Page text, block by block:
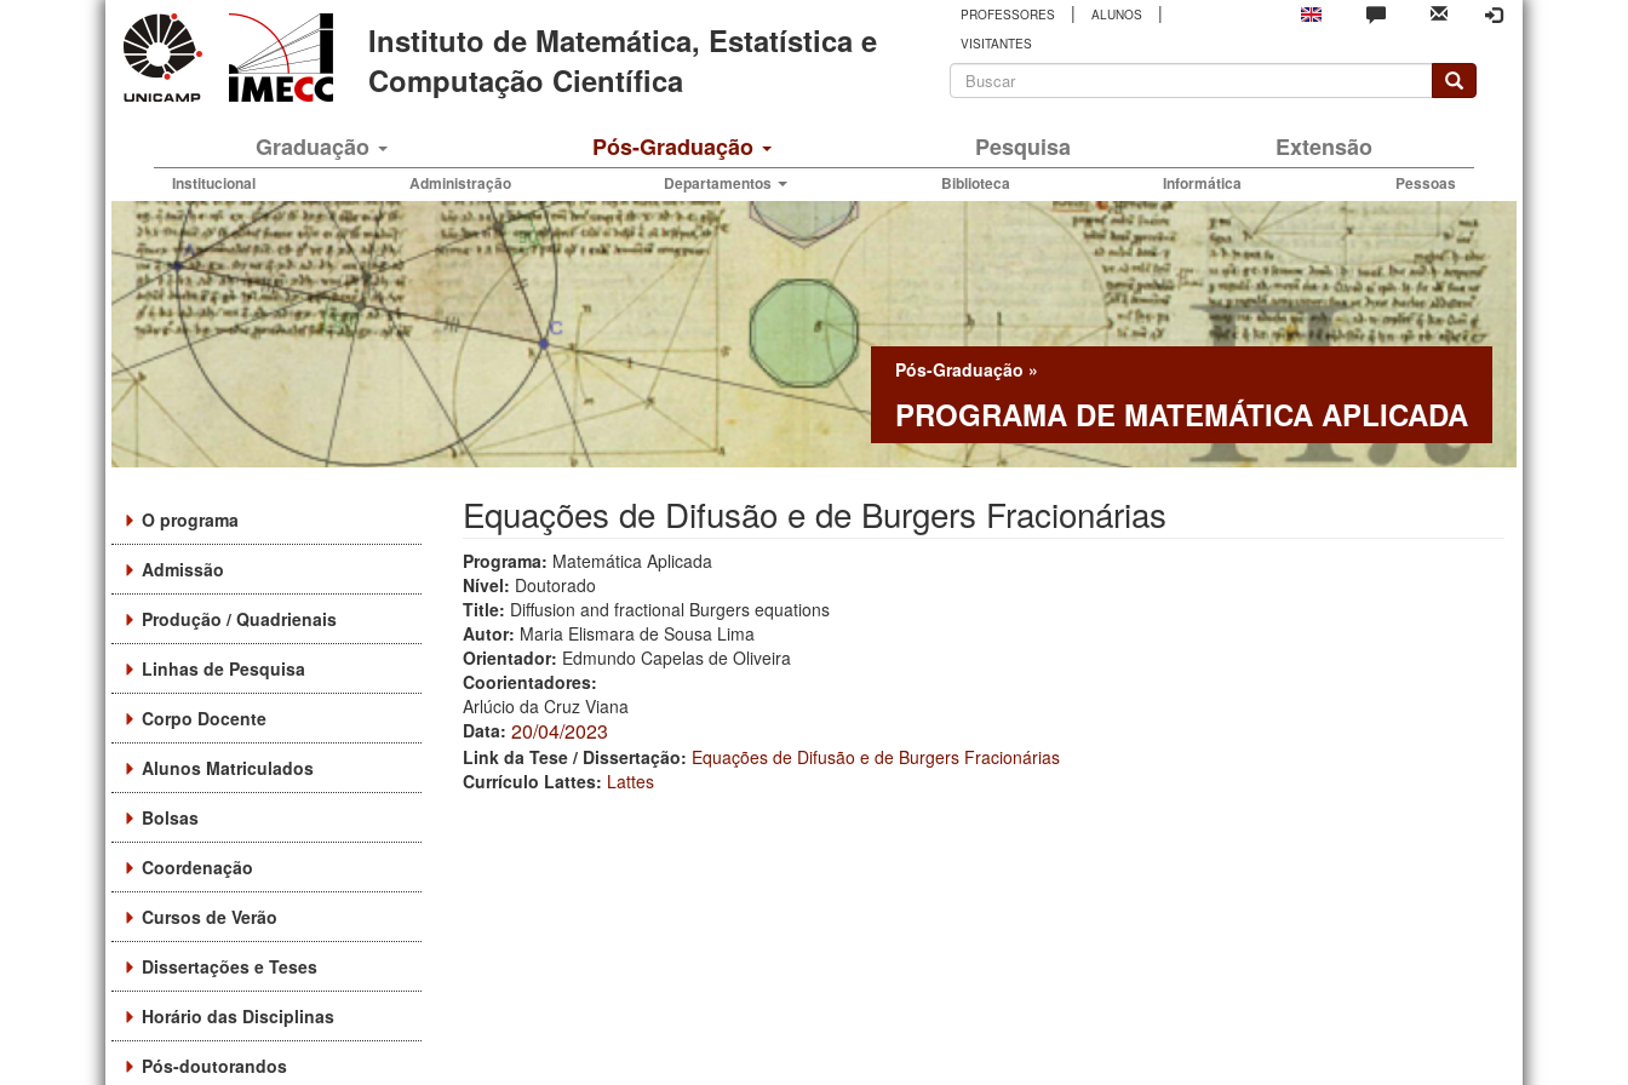
Instituto de Matemática, Estatística e
Computação Científica
PROFESSORES | ALUNOS |
VISITANTES
Formulário
busca
Graduação Pós-Graduação Pesquisa Extensão
Institucional Administração Departamentos Biblioteca Informática Pessoas
Pós-Graduação »
PROGRAMA DE MATEMÁTICA APLICADA
O programa
Admissão
Produção / Quadrienais
Linhas de Pesquisa
Corpo Docente
Alunos Matriculados
Bolsas
Coordenação
Cursos de Verão
Dissertações e Teses
Horário das Disciplinas
Pós-doutorandos
Equações de Difusão e de Burgers Fracionárias
Programa: Matemática Aplicada
Nível: Doutorado
Title: Diffusion and fractional Burgers equations
Autor: Maria Elismara de Sousa Lima
Orientador: Edmundo Capelas de Oliveira
Coorientadores:
Arlúcio da Cruz Viana
Data: 20/04/2023
Link da Tese / Dissertação: Equações de Difusão e de Burgers Fracionárias
Currículo Lattes: Lattes